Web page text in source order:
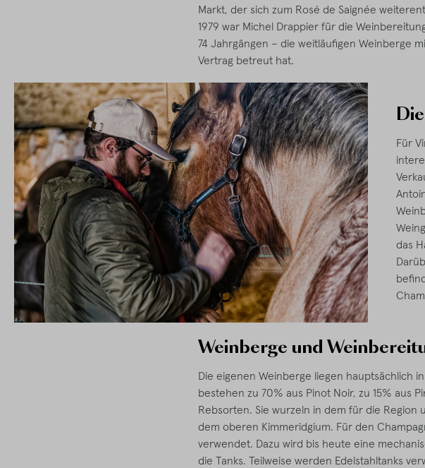
Markt, der sich zum Rosé de Saignée
1979 war Michel Drappier für die
74 Jahrgängen – die weitläufigen Weinberge
Vertrag betreut hat.
Für
das
Weinberge und
Die eigenen Weinberge liegen hauptsächlich
bestehen zu 70% aus Pinot Noir, zu 15% aus
Rebsorten. Sie wurzeln in dem für die Region
dem oberen Kimmeridgium. Für den
verwendet. Dazu wird bis heute eine
die Tanks. Teilweise werden Edelstahltanks